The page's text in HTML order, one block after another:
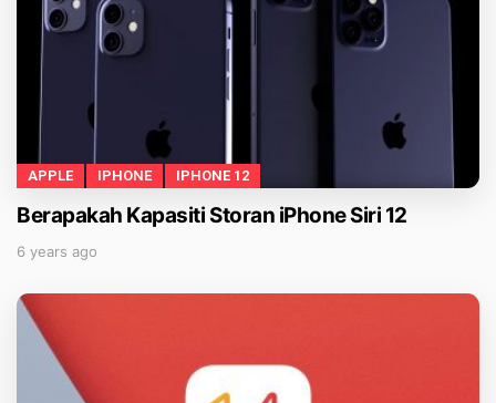
APPLE IPHONE IPHONE 12
Berapakah Kapasiti Storan iPhone Siri 12
6 years ago